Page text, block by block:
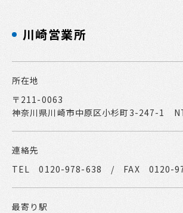
川崎営業所
所在地
〒211-0063
神奈川県川崎市中原区小杉町3-247-1
連絡先
TEL 0120-978-638 / FAX 0120-
最寄り駅